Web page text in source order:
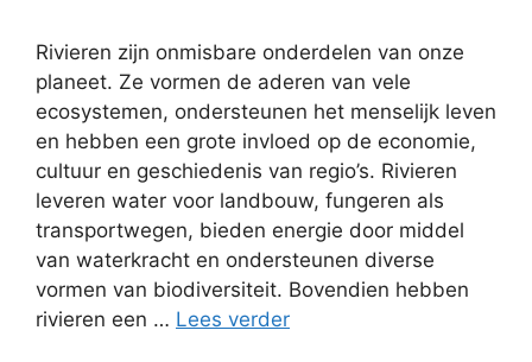
Rivieren zijn onmisbare onderdelen van onze
planeet. Ze vormen de aderen van vele
ecosystemen, ondersteunen het menselijk leven
en hebben een grote invloed op de economie,
cultuur en geschiedenis van regio’s. Rivieren
leveren water voor landbouw, fungeren als
transportwegen, bieden energie door middel
van waterkracht en ondersteunen diverse
vormen van biodiversiteit. Bovendien hebben
rivieren een … Lees verder